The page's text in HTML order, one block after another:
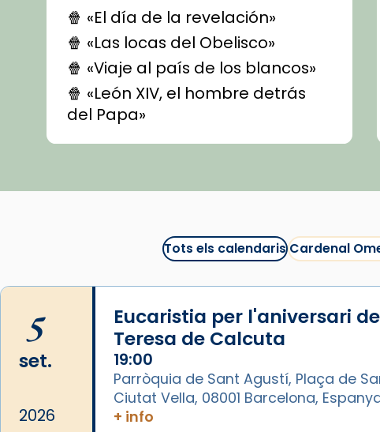
🍿 «El día de la revelación»
🍿 «Las locas del Obelisco»
🍿 «Viaje al país de los blancos»
🍿 «León XIV, el hombre detrás
del Papa»
🍿 «Las ovejas detectives»
recomanacions i prepara una
#CinemaEspiritualitual
@cinemaspiritcat
Imatge: Generada amb IA
(OpenAI)
Video
View on Facebook
Arquebisbat de Barcelona
1 week ago
Tots els calendarisCardenal
5
set.
2026
Eucaristia per l'aniversari
Teresa de Calcuta
19:00
Parròquia de Sant Agustí, Plaça de
Ciutat Vella, 08001 Barcelona,
+ info